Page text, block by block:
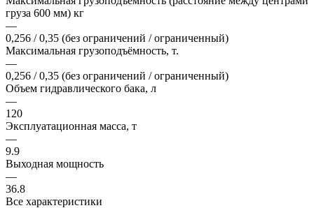
груза 600 мм) кг
—
0,256 / 0,35 (без ограничений / ограниченный)
Максимальная грузоподъёмность, т.
—
0,256 / 0,35 (без ограничений / ограниченный)
Объем гидравлического бака, л
—
120
Эксплуатационная масса, т
—
9.9
Выходная мощность
—
36.8
Все характеристики